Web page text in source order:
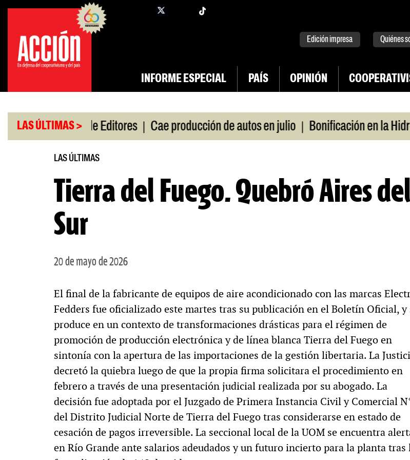
Saltar
contenido
facebook
Edición impresa Quiénes
INFORME ESPECIAL PAÍS OPINIÓN
LAS ÚLTIMAS >
gira | Feria de Editores | Cae producción de autos en julio | Bonificación en la Hidrovía
LAS ÚLTIMAS
Tierra del Fuego. Quebró Aires del
Sur
20 de mayo de 2026
El final de la fabricante de equipos de aire acondicionado con las marcas
Fedders fue oficializado este martes tras su publicación en el Boletín Oficial, y
produce en un contexto de transformaciones drásticas para el régimen de
promoción de producción electrónica y de línea blanca Tierra del Fuego en
sintonía con la apertura de las importaciones de la gestión libertaria. La
decretó la quiebra luego de que la propia firma solicitara el procedimiento en
febrero a través de una presentación judicial realizada por su abogado. La
decisión fue adoptada por el Juzgado de Primera Instancia Civil y Comercial
del Distrito Judicial Norte de Tierra del Fuego tras considerarse en estado de
cesación de pagos irreversible. La seccional local de la UOM se encuentra
en Río Grande ante salarios adeudados y un futuro incierto para la planta tras